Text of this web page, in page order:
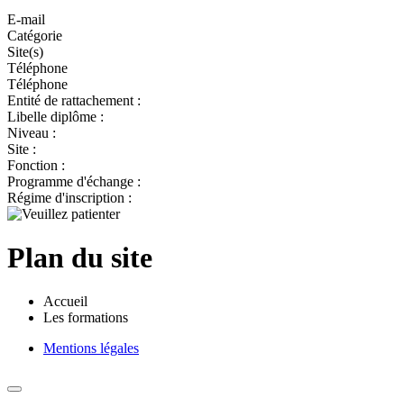
E-mail
Catégorie
Site(s)
Téléphone
Téléphone
Entité de rattachement :
Libelle diplôme :
Niveau :
Site :
Fonction :
Programme d'échange :
Régime d'inscription :
Plan du site
Accueil
Les formations
Mentions légales